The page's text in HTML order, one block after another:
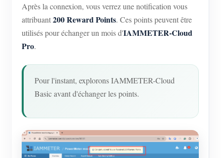
Après la connexion, vous verrez une notification vous
attribuant200 Reward Points. Ces points peuvent être
utilisés pour échanger un mois d'IAMMETER-Cloud
Pro.
Pour l'instant, explorons IAMMETER-Cloud
Basic avant d'échanger les points.